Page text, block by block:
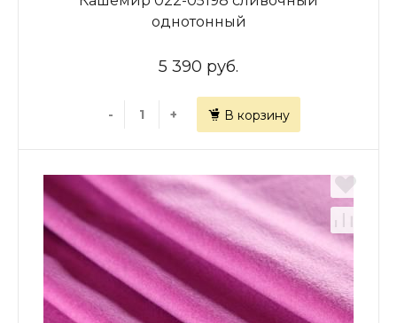
однотонный
5 390 руб.
- + В корзину